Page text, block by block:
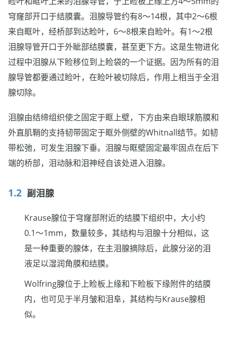
穹窿部开口于结膜囊。泪腺导管约有8～14根，其中2～6根
来自眶叶，经桥部到达睑叶，6～8根来自睑叶。有1～2根
泪腺导管开口于外眦部结膜囊，甚至更下方。这是生物进化
过程中泪腺从下睑移位到上睑袋的一个证据。因为所有的泪
腺导管都要通过睑叶，在睑叶被切除后，作用上相当于全泪
腺切除。
泪腺由结缔组织使之固定于眶上壁，下方由来自眼球筋膜和
外直肌鞘的支持韧带固定于眶外侧壁的Whitnall结节。如韧
带松弛，可发生泪腺下垂。泪腺与眶壁固定最牢固点在后下
端的桥部，泪动脉和泪神经自该处进入泪腺。
副泪腺
Krause腺位于穹窿部附近的结膜下组织中，大小约
0.1～1mm，数量较多，其结构与泪腺十分相似，这
是一种重要的腺体，在主泪腺摘除后，此腺分泌的泪
液足以湿润角膜和结膜。
Wolfring腺位于上睑板上缘和下睑板下缘附件的结膜
内，也可见于半月皱和泪阜，其结构与Krause腺相
似。